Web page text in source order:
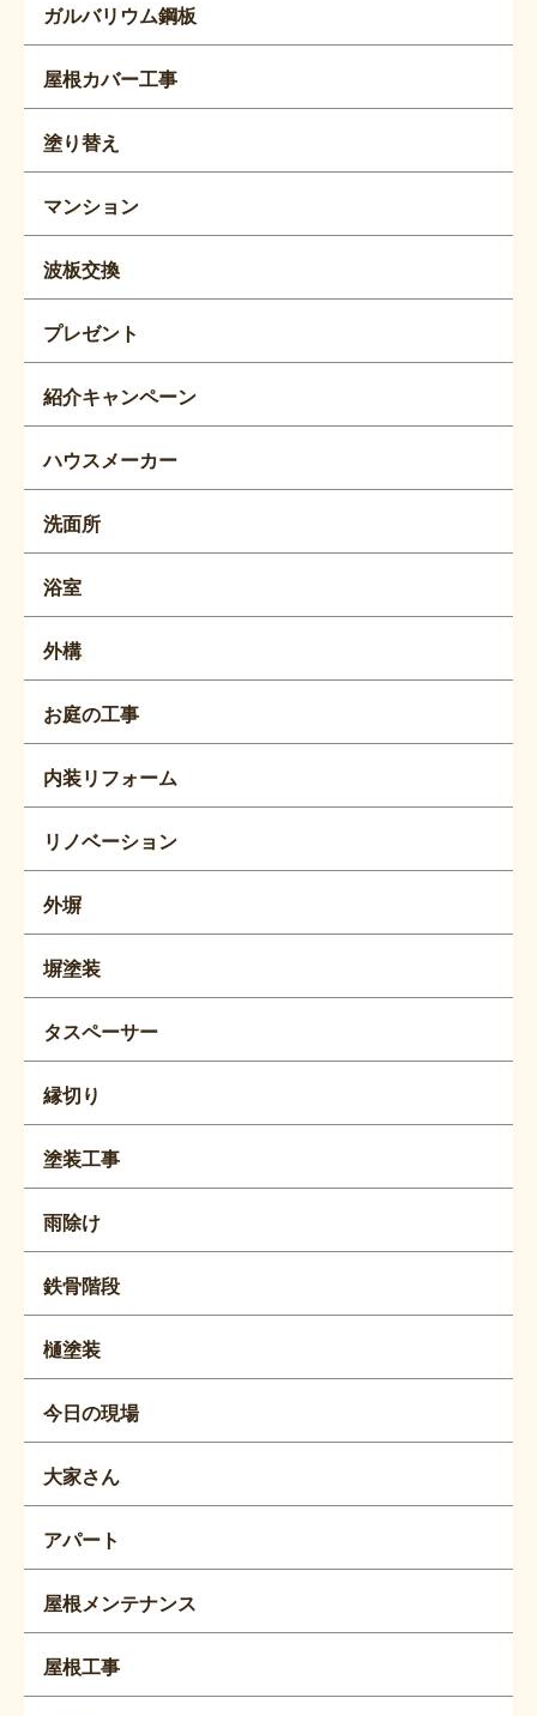
ガルバリウム鋼板
屋根カバー工事
塗り替え
マンション
波板交換
プレゼント
紹介キャンペーン
ハウスメーカー
洗面所
浴室
外構
お庭の工事
内装リフォーム
リノベーション
外塀
塀塗装
タスペーサー
縁切り
塗装工事
雨除け
鉄骨階段
樋塗装
今日の現場
大家さん
アパート
屋根メンテナンス
屋根工事